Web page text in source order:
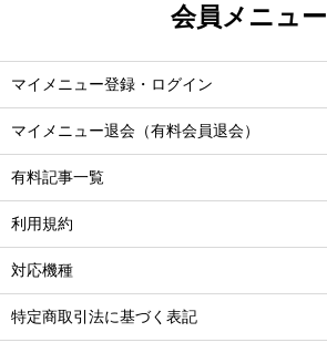
会員メニュー
マイメニュー登録・ログイン
マイメニュー退会（有料会員退会）
有料記事一覧
利用規約
対応機種
特定商取引法に基づく表記